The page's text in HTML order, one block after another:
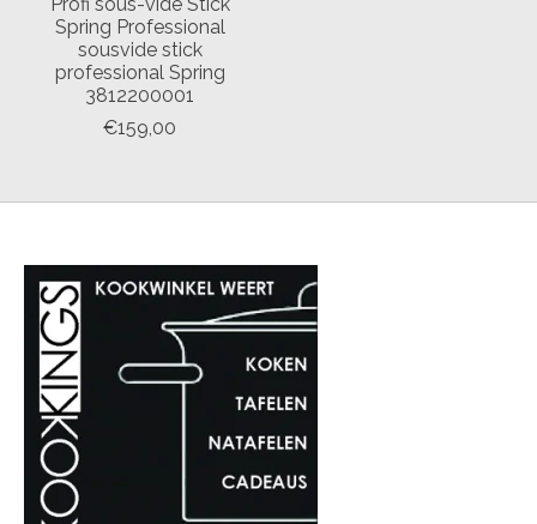
Spring Professional
sousvide stick
professional Spring
3812200001
€159,00